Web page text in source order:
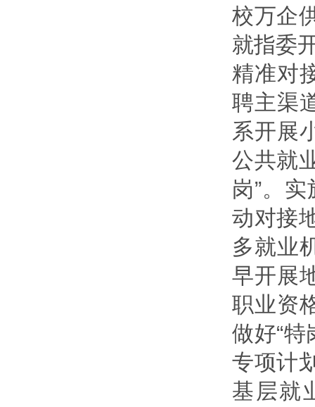
校万企
就指委
精准对
聘主渠
系开展
公共就
岗”。
动对接
多就业
早开展
职业资
做好“特
专项计
基层就